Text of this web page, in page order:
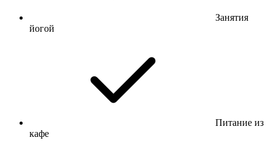
Занятия
йогой
Питание из
кафе